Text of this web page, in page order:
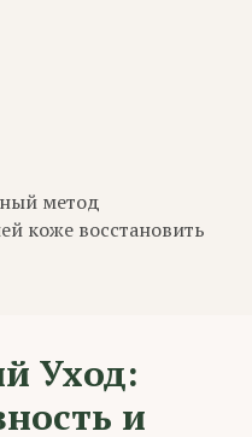
метод
коже восстановить
Уход:
и